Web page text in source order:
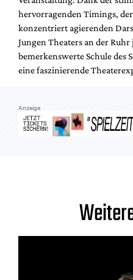
hervorragenden Timings,
konzentriert agierenden
Jungen Theaters an der
bemerkenswerte Schule des
eine faszinierende
Anzeige